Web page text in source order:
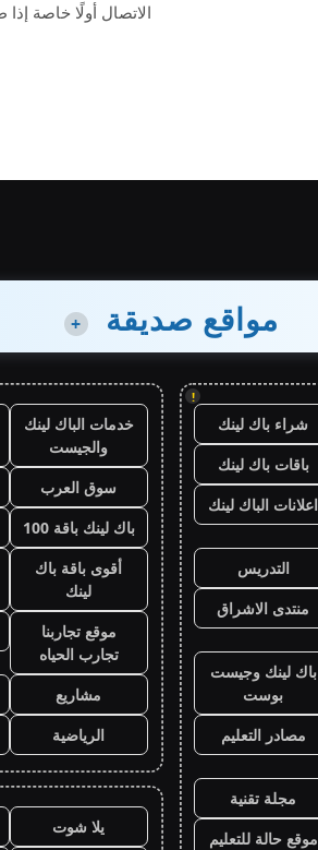
الاتصال أولًا خاصة
مواقع صديقة +
!
شراء باك لينك
باقات باك لينك
اعلانات الباك لينك
التدريس
منتدى الاشراق
باك لينك وجيست
بوست
مصادر التعليم
مجلة تقنية
موقع حالة للتعليم
خدمات الباك لينك
والجيست
سوق العرب
باك لينك باقة 100
أقوى باقة باك
لينك
موقع تجاربنا
تجارب الحياه
مشاريع
الرياضية
يلا شوت